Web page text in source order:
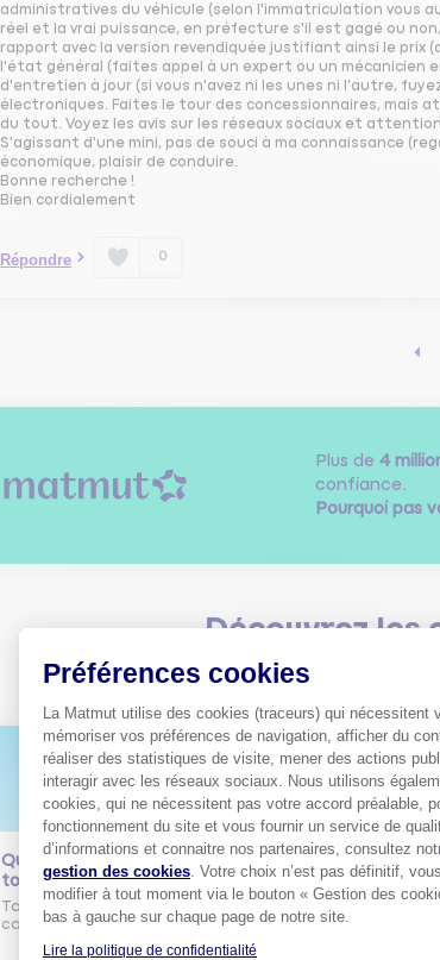
administratives du véhicule (selon l'immatriculation vous
réel et la vrai puissance, en préfecture s'il est gagé ou
rapport avec la version revendiquée justifiant ainsi le prix
l'état général (faites appel à un expert ou un
d'entretien à jour (si vous n'avez ni les unes ni l'autre,
électroniques. Faites le tour des concessionnaires, mais
du tout. Voyez les avis sur les réseaux sociaux et
S'agissant d'une mini, pas de souci à ma connaissance
économique, plaisir de conduire.
Bonne recherche !
Bien cordialement
Répondre 0
Plus de 4
confiance.
Pourquoi pas
Découvrez les
Qu'est-ce que le nouveau radar
tourelle ?
Tout savoir sur le radar tourelle et
comment éviter les infractions.
Comment
assurance
Conseils
assurance
Préférences cookies
La Matmut utilise des cookies (traceurs) qui nécessitent
mémoriser vos préférences de navigation, afficher du
réaliser des statistiques de visite, mener des actions
interagir avec les réseaux sociaux. Nous utilisons
cookies, qui ne nécessitent pas votre accord préalable,
fonctionnement du site et vous fournir un service de
d’informations et connaitre nos partenaires, consultez
gestion des cookies. Votre choix n’est pas définitif,
modifier à tout moment via le bouton « Gestion des
bas à gauche sur chaque page de notre site.
Lire la politique de confidentialité
Axeptio consent